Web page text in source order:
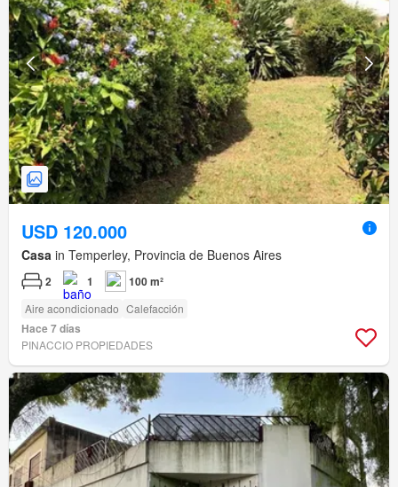
USD 120.000
Casa in Temperley, Provincia de Buenos Aires
2 1 100 m²
Aire acondicionado Calefacción
Hace 7 días
PINACCIO PROPIEDADES